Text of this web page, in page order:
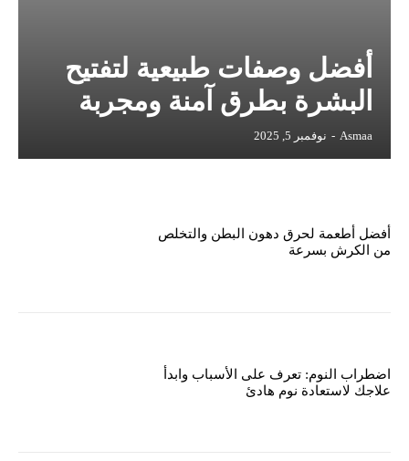
أفضل وصفات طبيعية لتفتيح
البشرة بطرق آمنة ومجربة
Asmaa
- نوفمبر 5, 2025
أفضل أطعمة لحرق دهون البطن والتخلص
من الكرش بسرعة
اضطراب النوم: تعرف على الأسباب وابدأ
علاجك لاستعادة نوم هادئ